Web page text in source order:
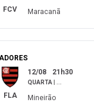
FCV Maracanã
FLA
12/08 21h30
QUARTA
Mineirão